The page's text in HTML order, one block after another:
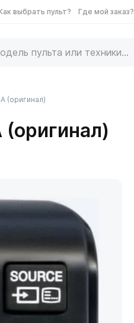
выбрать пульт? Где мой заказ?
(оригинал)